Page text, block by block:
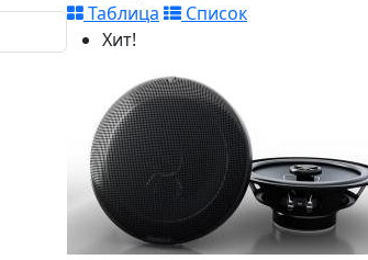
Таблица
Список
Хит!